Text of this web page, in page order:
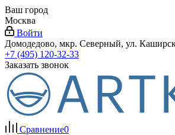
Ваш город
Москва
Войти
Домодедово, мкр. Северный, ул.
+7 (495) 120-32-33
Заказать звонок
Сравнение0